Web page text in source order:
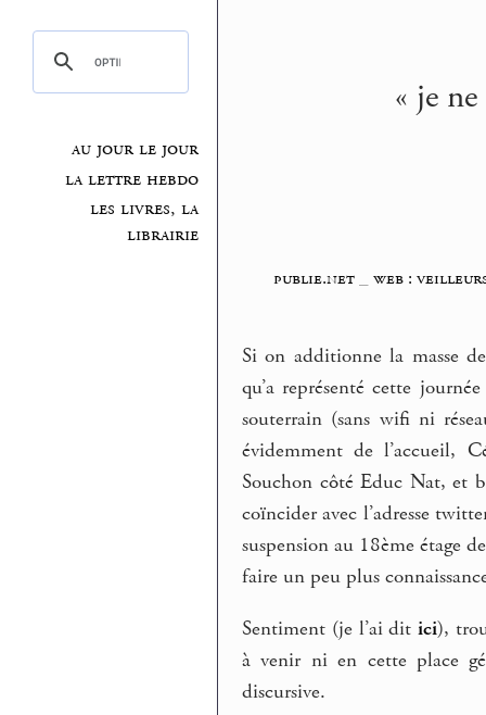
au jour le jour
la lettre hebdo
les livres, la
librairie
« je
publie.net_ web :
Si on additionne la masse
qu’a représenté cette
souterrain (sans wifi ni
évidemment de l’accueil,
Souchon côté Educ Nat, et
coïncider avec l’adresse
suspension au 18ème étage
faire un peu plus
Sentiment (je l’ai ditici),
à venir ni en cette place
discursive.